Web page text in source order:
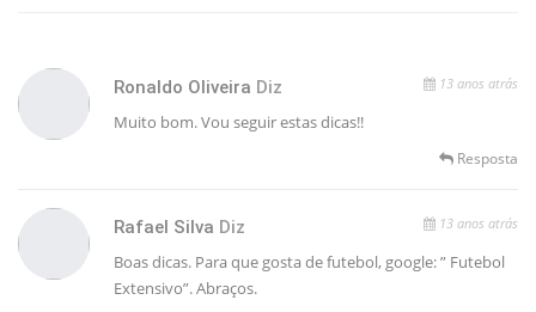
Ronaldo Oliveira Diz 13 anos atrás
Muito bom. Vou seguir estas dicas!!
Resposta
Rafael Silva Diz 13 anos atrás
Boas dicas. Para que gosta de futebol, google: ” Futebol
Extensivo”. Abraços.